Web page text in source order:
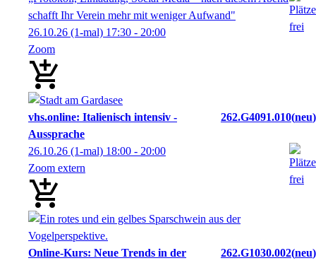
schafft Ihr Verein mehr mit weniger Aufwand"
26.10.26 (1-mal) 17:30 - 20:00
Zoom
vhs.online: Italienisch intensiv -
Aussprache
262.G4091.010 neu
26.10.26 (1-mal) 18:00 - 20:00
Zoom extern
Online-Kurs: Neue Trends in der
262.G1030.002 neu